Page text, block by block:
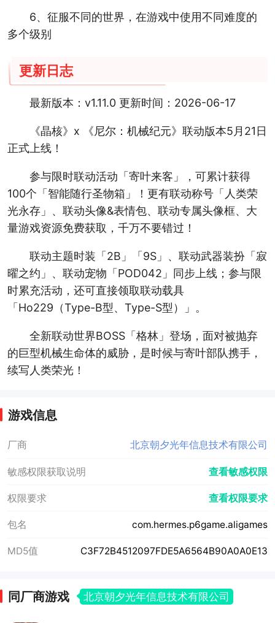
6、征服不同的世界，在游戏中使用不同难度的
多个级别
更新日志
最新版本：v1.11.0 更新时间：2026-06-17
《晶核》x 《尼尔：机械纪元》联动版本5月21日
正式上线！
参与限时联动活动「寄叶来客」，可累计获得
100个「智能随行圣物箱」！更有联动称号「人类荣
光永存」、联动头像&表情包、联动专属头像框、大
量游戏资源免费获取，千万不要错过！
联动主题时装「2B」「9S」、联动武器装扮「寂
曜之约」、联动宠物「POD042」同步上线；参与限
时累充活动，还可直接领取联动载具
「Ho229（Type-B型、Type-S型）」。
全新联动世界BOSS「格林」登场，面对被抛弃
的巨型机械生命体的威胁，是时候与寄叶部队携手，
续写人类荣光！
游戏信息
厂商 北京朝夕光年信息技术有限公司
敏感权限获取说明 查看敏感权限
权限要求 查看权限要求
包名 com.hermes.p6game.aligames
MD5值 C3F72B4512097FDE5A6564B90A0A0E13
同厂商游戏 北京朝夕光年信息技术有限公司